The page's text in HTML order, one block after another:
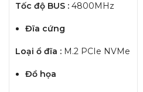
Tốc độ BUS : 4800MHz
Đĩa cứng
Loại ổ đĩa : M.2 PCIe NVMe
Đồ họa